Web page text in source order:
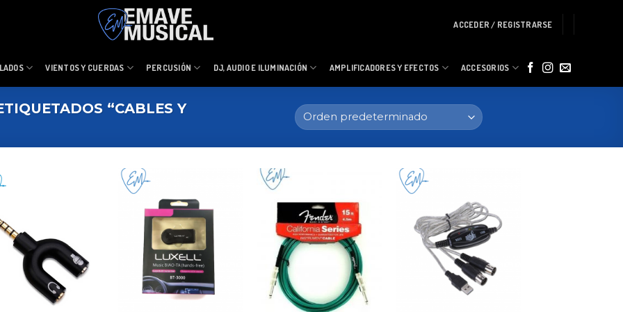
ACCEDER / REGISTRARSE
VIENTOS Y CUERDAS PERCUSIÓN DJ, AUDIO E ILUMINACIÓN AMPLIFICADORES Y EFECTOS ACCESORIOS
“CABLES Y